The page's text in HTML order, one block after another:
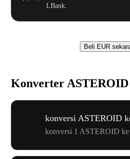
LBank.
Beli EUR
Konverter
konversi ASTEROID
konversi 1 ASTEROID